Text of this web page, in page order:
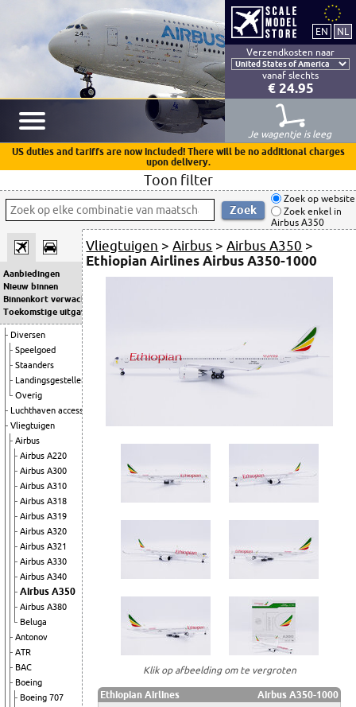
Verzendkosten naar
vanaf slechts
€ 24.95
Je wagentje is leeg
US duties and tariffs are now included! There will be no additional charges
upon delivery.
Toon filter
Zoek op website
Zoek enkel in
Airbus A350
Aanbiedingen
Nieuw binnen
Binnenkort verwacht
Toekomstige uitgaven
Diversen
Speelgoed
Staanders
Landingsgestellen
Overig
Luchthaven accessoires
Vliegtuigen
Airbus
Airbus A220
Airbus A300
Airbus A310
Airbus A318
Airbus A319
Airbus A320
Airbus A321
Airbus A330
Airbus A340
Airbus A350
Airbus A380
Beluga
Antonov
ATR
BAC
Boeing
Boeing 707
Vliegtuigen >Airbus >Airbus A350 >
Ethiopian Airlines Airbus A350-1000
Klik op afbeelding om te vergroten
Ethiopian Airlines
Airbus A350-1000